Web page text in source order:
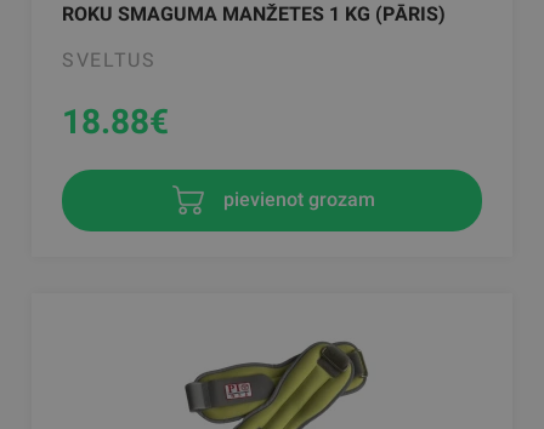
ROKU SMAGUMA MANŽETES 1 KG (PĀRIS)
SVELTUS
18.88€
pievienot grozam